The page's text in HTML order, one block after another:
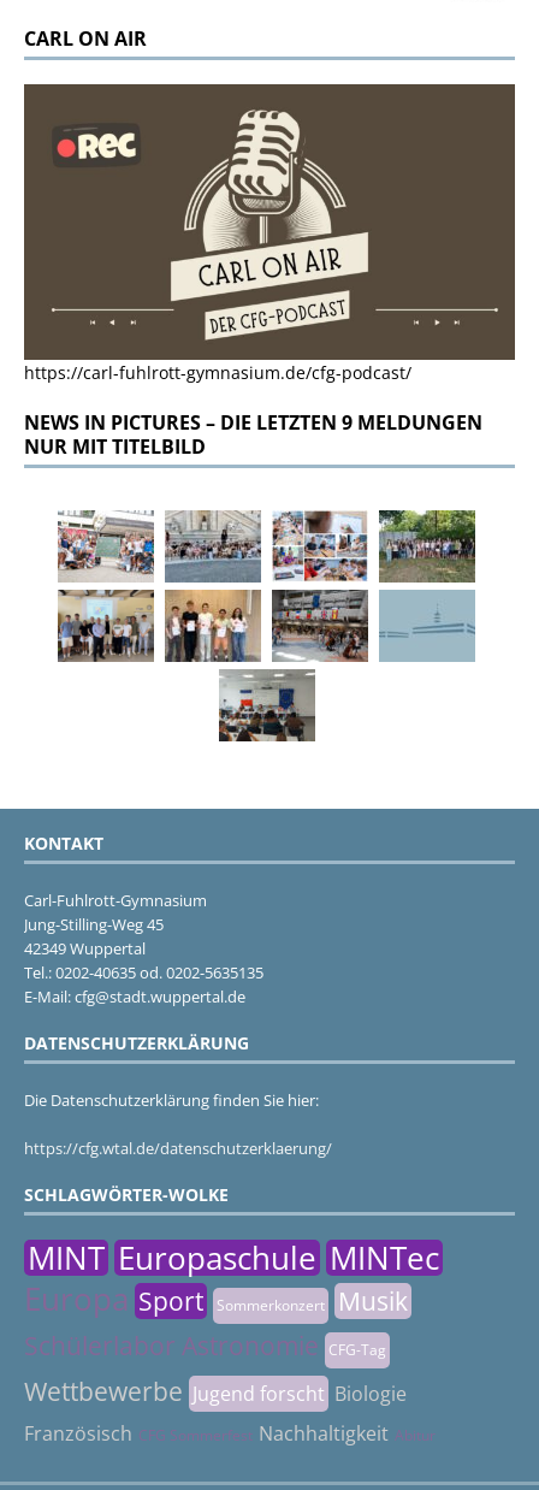
CARL ON AIR
https://carl-fuhlrott-gymnasium.de/cfg-podcast/
NEWS IN PICTURES – DIE LETZTEN 9 MELDUNGEN
NUR MIT TITELBILD
KONTAKT
Carl-Fuhlrott-Gymnasium
Jung-Stilling-Weg 45
42349 Wuppertal
Tel.: 0202-40635 od. 0202-5635135
E-Mail: cfg@stadt.wuppertal.de
DATENSCHUTZERKLÄRUNG
Die Datenschutzerklärung finden Sie hier:
https://cfg.wtal.de/datenschutzerklaerung/
SCHLAGWÖRTER-WOLKE
MINT Europaschule MINTec
Europa Sport Sommerkonzert
Musik
Schülerlabor Astronomie CFG-Tag
Wettbewerbe Jugend forscht Biologie
Französisch CFG Sommerfest Nachhaltigkeit Abitur